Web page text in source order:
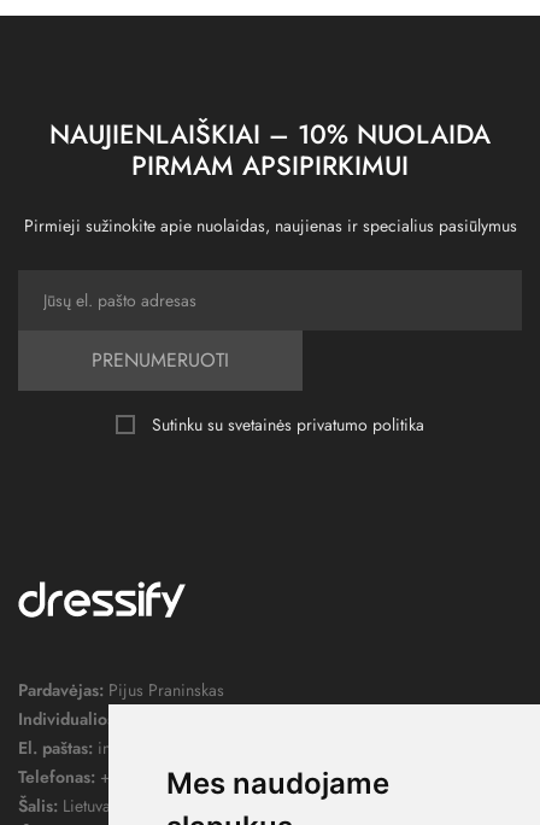
Mes naudojame
NAUJIENLAIŠKIAI – 10% NUOLAIDA
PIRMAM APSIPIRKIMUI
Pirmieji sužinokite apie nuolaidas, naujienas ir specialius pasiūlymus
PRENUMERUOTI
Sutinku su svetainės privatumo politika
Pardavėjas: Pijus Praninskas
Individualios veiklos pažymos nr.:
El. paštas: info@dressify.lt
Telefonas: +370 676 78578
Šalis: Lietuva